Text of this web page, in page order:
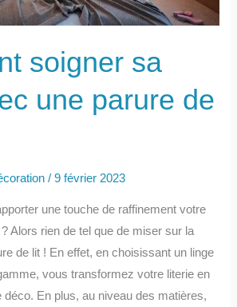
soigner sa
une parure de
/9 février 2023
une touche de raffinement votre
Alors rien de tel que de miser sur la
de lit ! En effet, en choisissant un linge
vous transformez votre literie en
En plus, au niveau des matières,